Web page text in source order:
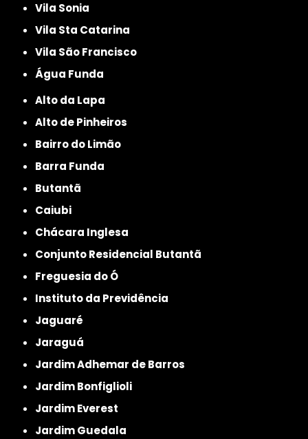
Vila Sonia
Vila Sta Catarina
Vila São Francisco
Água Funda
Alto da Lapa
Alto de Pinheiros
Bairro do Limão
Barra Funda
Butantã
Caiubi
Chácara Inglesa
Conjunto Residencial Butantã
Freguesia do Ó
Instituto da Previdência
Jaguaré
Jaraguá
Jardim Adhemar de Barros
Jardim Bonfiglioli
Jardim Everest
Jardim Guedala